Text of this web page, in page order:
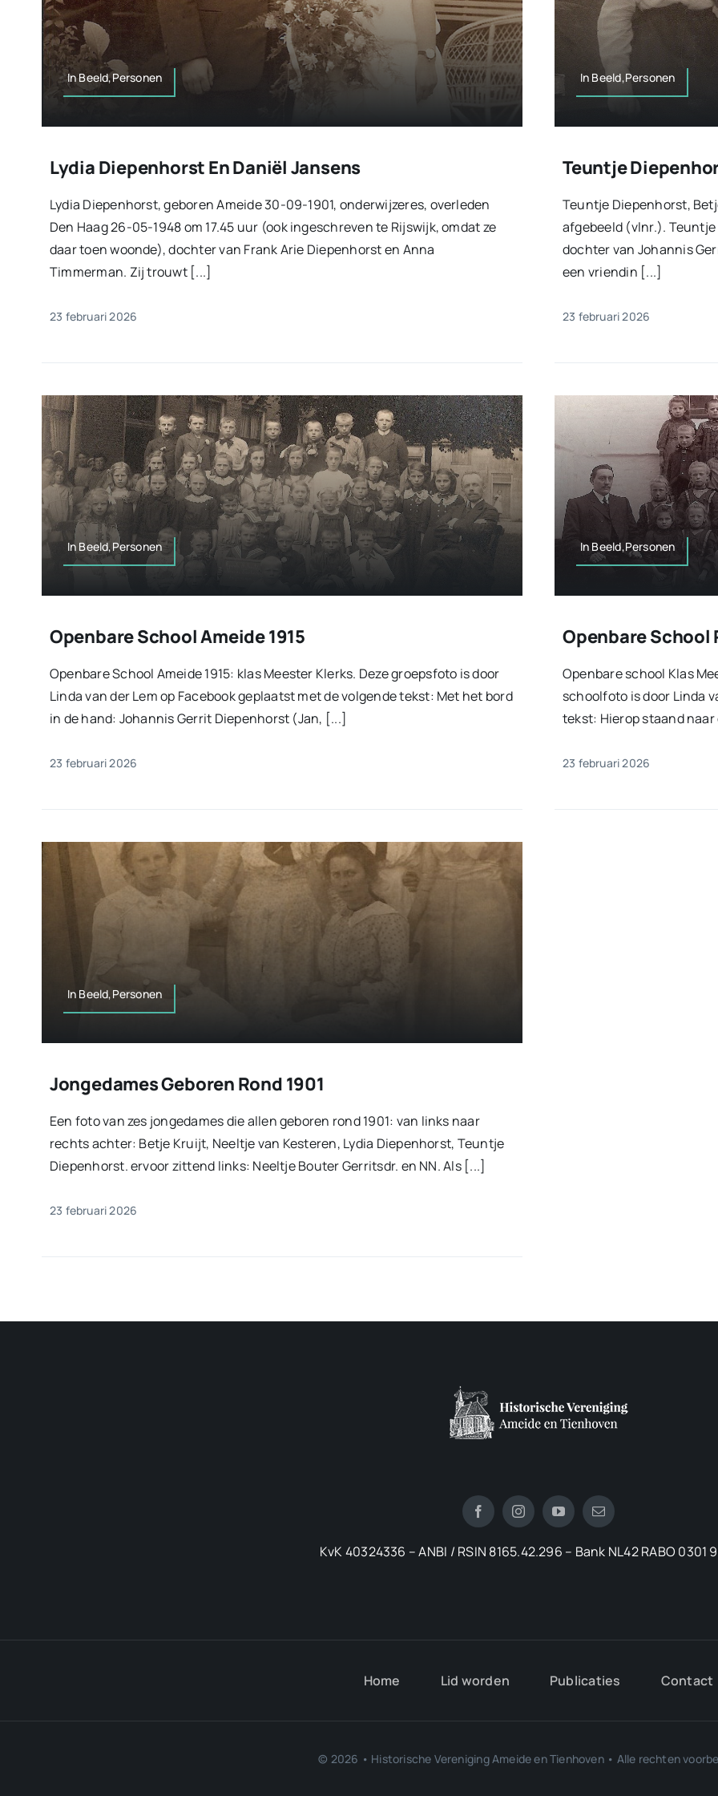
In Beeld,Personen
Lydia Diepenhorst En Daniël Jansens
Lydia Diepenhorst, geboren Ameide 30-09-1901, onderwijzeres, overleden
Den Haag 26-05-1948 om 17.45 uur (ook ingeschreven te Rijswijk, omdat ze
daar toen woonde), dochter van Frank Arie Diepenhorst en Anna
Timmerman. Zij trouwt [...]
23 februari 2026
In Beeld,Personen
Teuntje
Teuntje Diepenhorst,
afgebeeld (vlnr.). Teuntje
dochter van Johannis
een vriendin [...]
23 februari 2026
In Beeld,Personen
Openbare School Ameide 1915
Openbare School Ameide 1915: klas Meester Klerks. Deze groepsfoto is door
Linda van der Lem op Facebook geplaatst met de volgende tekst: Met het bord
in de hand: Johannis Gerrit Diepenhorst (Jan, [...]
23 februari 2026
In Beeld,Personen
Openbare School
Openbare school Klas
schoolfoto is door Linda
tekst: Hierop staand
23 februari 2026
In Beeld,Personen
Jongedames Geboren Rond 1901
Een foto van zes jongedames die allen geboren rond 1901: van links naar
rechts achter: Betje Kruijt, Neeltje van Kesteren, Lydia Diepenhorst, Teuntje
Diepenhorst. ervoor zittend links: Neeltje Bouter Gerritsdr. en NN. Als [...]
23 februari 2026
KvK 40324336 – ANBI / RSIN 8165.42.296 – Bank NL42 RABO 0301
Home Lid worden Publicaties Contact
© 2026 • Historische Vereniging Ameide en Tienhoven • Alle rechten